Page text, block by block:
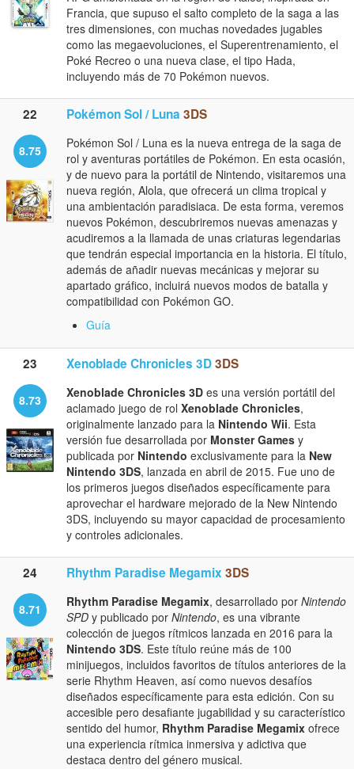
Francia, que supuso el salto completo de la saga a las
tres dimensiones, con muchas novedades jugables
como las megaevoluciones, el Superentrenamiento, el
Poké Recreo o una nueva clase, el tipo Hada,
incluyendo más de 70 Pokémon nuevos.
22 Pokémon Sol / Luna 3DS
8.75
Pokémon Sol / Luna es la nueva entrega de la saga de
rol y aventuras portátiles de Pokémon. En esta ocasión,
y de nuevo para la portátil de Nintendo, visitaremos una
nueva región, Alola, que ofrecerá un clima tropical y
una ambientación paradisiaca. De esta forma, veremos
nuevos Pokémon, descubriremos nuevas amenazas y
acudiremos a la llamada de unas criaturas legendarias
que tendrán especial importancia en la historia. El título,
además de añadir nuevas mecánicas y mejorar su
apartado gráfico, incluirá nuevos modos de batalla y
compatibilidad con Pokémon GO.
Guía
23 Xenoblade Chronicles 3D3DS
8.73 Xenoblade Chronicles 3D es una versión portátil del
aclamado juego de rol Xenoblade Chronicles,
originalmente lanzado para la Nintendo Wii. Esta
versión fue desarrollada por Monster Games y
publicada por Nintendo exclusivamente para la New
Nintendo 3DS, lanzada en abril de 2015. Fue uno de
los primeros juegos diseñados específicamente para
aprovechar el hardware mejorado de la New Nintendo
3DS, incluyendo su mayor capacidad de procesamiento
y controles adicionales.
24 Rhythm Paradise Megamix 3DS
8.71 Rhythm Paradise Megamix, desarrollado por Nintendo
SPD y publicado por Nintendo, es una vibrante
colección de juegos rítmicos lanzada en 2016 para la
Nintendo 3DS. Este título reúne más de 100
minijuegos, incluidos favoritos de títulos anteriores de la
serie Rhythm Heaven, así como nuevos desafíos
diseñados específicamente para esta edición. Con su
accesible pero desafiante jugabilidad y su característico
sentido del humor, Rhythm Paradise Megamix ofrece
una experiencia rítmica inmersiva y adictiva que
destaca dentro del género musical.